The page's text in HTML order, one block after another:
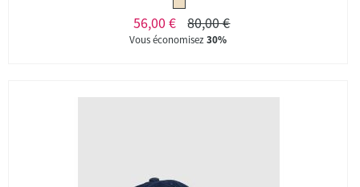
56,00 € 80,00 €
Vous économisez30%